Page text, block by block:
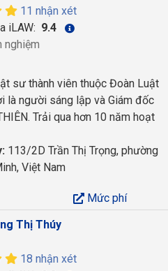
11 nhận xét
iLAW: 9.4
nghiệm
sư thành viên thuộc Đoàn Luật
là người sáng lập và Giám đốc
Trải qua hơn 10 năm hoạt
113/2D Trần Thị Trọng, phường
Việt Nam
Mức phí
Thị Thúy
18 nhận xét